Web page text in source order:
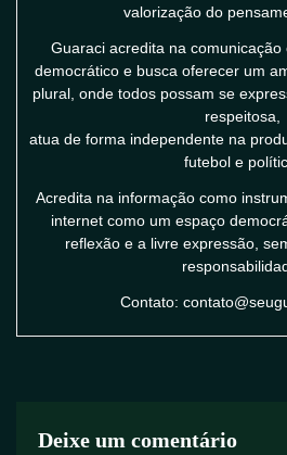
valorização do
Guaraci acredita na
democrático e busca oferecer um
plural, onde todos possam se
respeitosa,
atua de forma independente na
futebol e
Acredita na informação como
internet como um espaço
reflexão e a livre expressão,
Contato:
Deixe um comentário